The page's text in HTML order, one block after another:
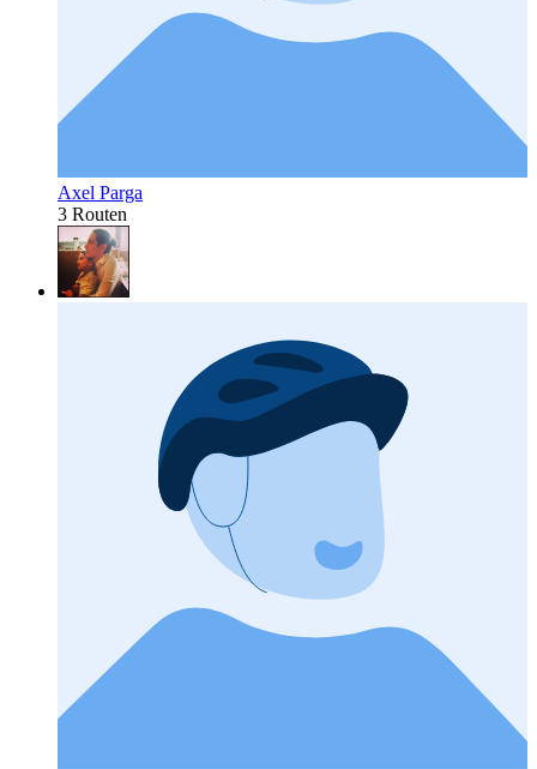
Axel Parga
3 Routen